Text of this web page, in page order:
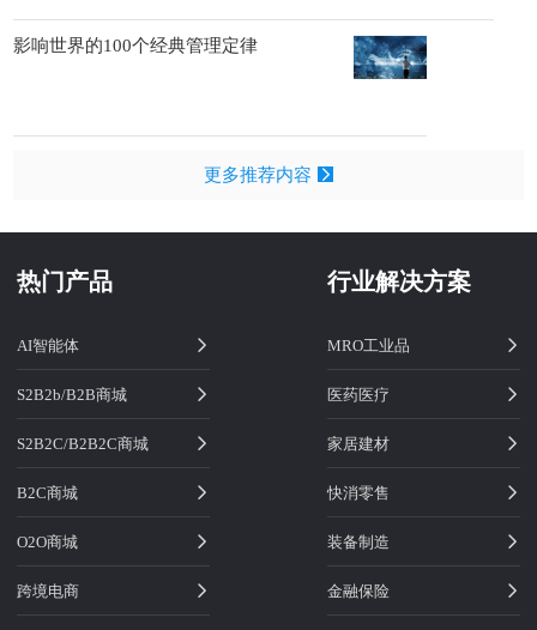
影响世界的100个经典管理定律
更多推荐内容
热门产品
AI智能体
S2B2b/B2B商城
S2B2C/B2B2C商城
B2C商城
O2O商城
跨境电商
行业解决方案
MRO工业品
医药医疗
家居建材
快消零售
装备制造
金融保险